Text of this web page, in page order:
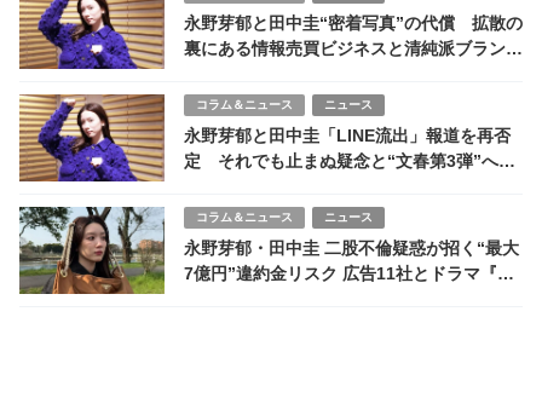
永野芽郁と田中圭“密着写真”の代償 拡散の
裏にある情報売買ビジネスと清純派ブランド
コラム＆ニュース ニュース
永野芽郁と田中圭「LINE流出」報道を再否
定 それでも止まぬ疑念と“文春第3弾”への
コラム＆ニュース ニュース
永野芽郁・田中圭 二股不倫疑惑が招く“最大
7億円”違約金リスク 広告11社とドラマ『キ